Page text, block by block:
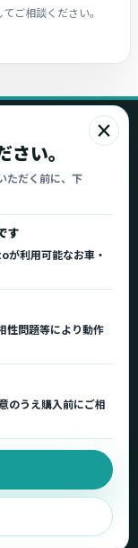
ご相談ください。
×
い。
ただく前に、下
す
利用可能なお車・
性問題等により動作
のうえ購入前にご相
適
案内し
別サポート
サービス